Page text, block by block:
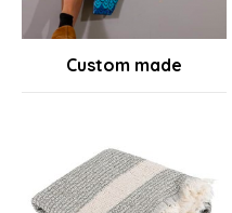
Custom made